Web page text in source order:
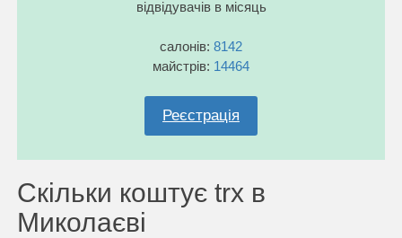
відвідувачів в місяць
салонів: 8142
майстрів: 14464
Реєстрація
Скільки коштує trx в
Миколаєві